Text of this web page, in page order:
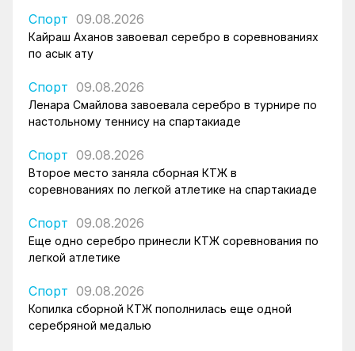
Спорт 09.08.2026
Кайраш Аханов завоевал серебро в соревнованиях
по асык ату
Спорт 09.08.2026
Ленара Смайлова завоевала серебро в турнире по
настольному теннису на спартакиаде
Спорт 09.08.2026
Второе место заняла сборная КТЖ в
соревнованиях по легкой атлетике на спартакиаде
Спорт 09.08.2026
Еще одно серебро принесли КТЖ соревнования по
легкой атлетике
Спорт 09.08.2026
Копилка сборной КТЖ пополнилась еще одной
серебряной медалью